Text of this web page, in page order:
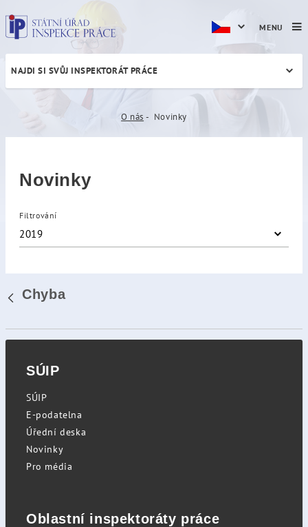
Novinky
NAJDI SI SVŮJ INSPEKTORÁT PRÁCE
O nás Novinky
Novinky
Filtrování
2019
Zpět
Chyba
MENU
SÚIP
SÚIP
E-podatelna
Úřední deska
Novinky
Pro média
Oblastní inspektoráty práce